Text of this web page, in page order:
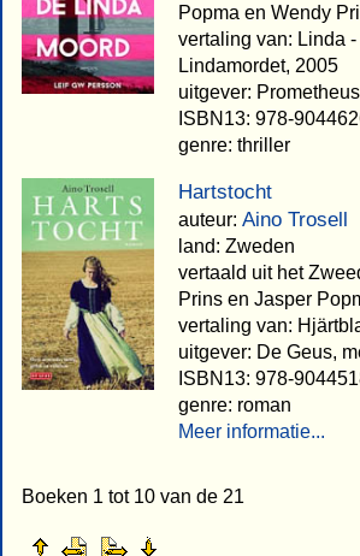
Popma en Wendy
vertaling van: Linda -
Lindamordet, 2005
uitgever:
ISBN13: 978-
genre: thriller
Hartstocht
auteur: Aino Trosell
land: Zweden
vertaald uit het
Prins en Jasper
vertaling van:
uitgever: De Geus,
ISBN13: 978-
genre: roman
Meer informatie...
Boeken 1 tot 10 van de 21